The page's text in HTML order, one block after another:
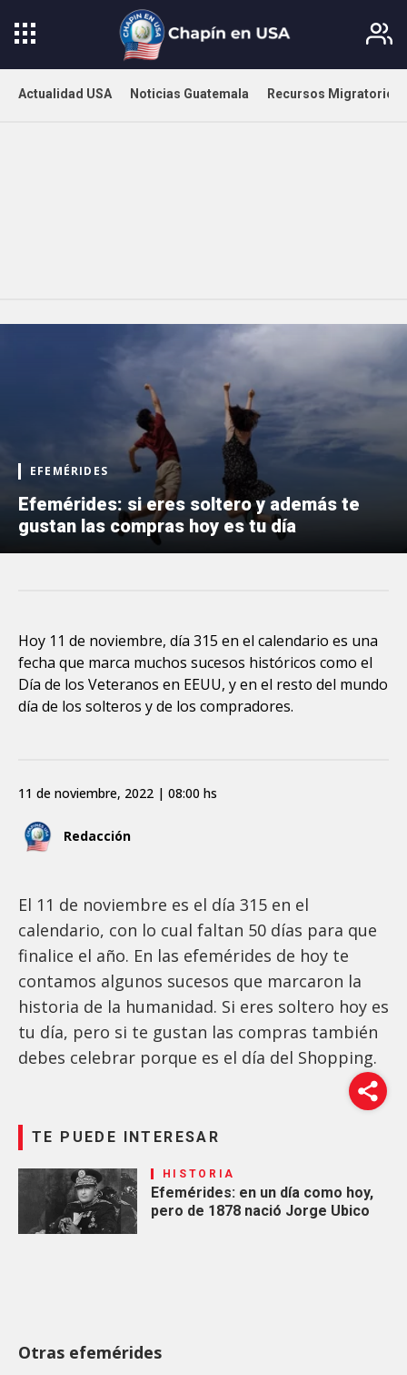
Actualidad USA Noticias Guatemala Recursos Migratorios
EFEMÉRIDES
Efemérides: si eres soltero y además te
gustan las compras hoy es tu día
Hoy 11 de noviembre, día 315 en el calendario es una
fecha que marca muchos sucesos históricos como el
Día de los Veteranos en EEUU, y en el resto del mundo
día de los solteros y de los compradores.
Redacción
11 de noviembre, 2022 | 08:00 hs
El 11 de noviembre es el día 315 en el
calendario, con lo cual faltan 50 días para que
finalice el año. En las efemérides de hoy te
contamos algunos sucesos que marcaron la
historia de la humanidad. Si eres soltero hoy es
tu día, pero si te gustan las compras también
debes celebrar porque es el día del Shopping.
TE PUEDE INTERESAR
HISTORIA
Efemérides: en un día como hoy,
pero de 1878 nació Jorge Ubico
Otras efemérides